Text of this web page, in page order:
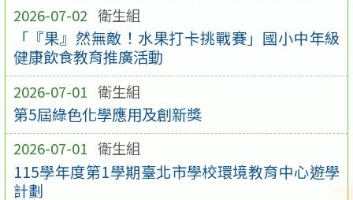
2026-07-02 衛生組
「『果』然無敵！水果打卡挑戰賽」國小中年級
健康飲食教育推廣活動
2026-07-01 衛生組
第5屆綠色化學應用及創新獎
2026-07-01 衛生組
115學年度第1學期臺北市學校環境教育中心遊學
計劃